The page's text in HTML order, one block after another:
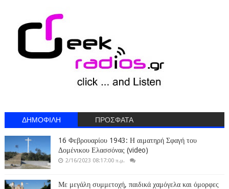
ΔΗΜΟΦΙΛΗ ΠΡΟΣΦΑΤΑ
16 Φεβρουαρίου 1943: Η αιματηρή Σφαγή του
Δομένικου Ελασσόνας (video)
2/16/2023 08:17:00 π.μ.
Με μεγάλη συμμετοχή, παιδικά χαμόγελα και όμορφες